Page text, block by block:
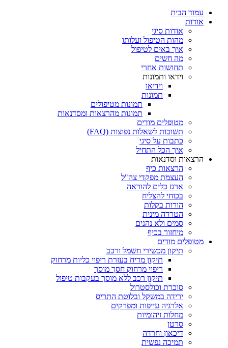
עמוד הבית
אודות
אודות סיגי
מהות הטיפול ועלותו
איך באים לטיפול
מה חשים
תחושות אחרי
וידאו ותמונות
וידיאו
תמונות
תמונות מטיפולים
תמונות מהרצאות ומסדנאות
מטופלים מודים
תשובות לשאלות נפוצות (FAQ)
כתבות על סיגי
איך הכל התחיל
הרצאות וסדנאות
הרצאות כיף
העצמת מפקדי צה"ל
ארגז כלים להוראה
בכוחי להצליח
הורות בקלות
הטרדה מינית
סמים ולא נהנים
מיחזור בכיף
מטופלים מודים
תיקון מכשירי חשמל ורכב
תיקון מדיח בעזרת ריפוי כליות מרחוק
ריפוי מרחוק חסך מוסך
תיקון רכב ללא מוסך בעקבות טיפול
סוכרת וכולסטרול
ירידה במשקל ובלוטת התריס
אלרגיה עייפות ומפרקים
מחלות זיהומיות
סרטן
דיכאון וחרדה
תמיכה נפשית